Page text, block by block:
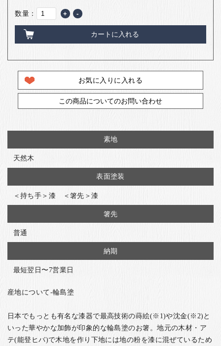
数量： + -
カートに入れる
お気に入りに入れる
この商品についてのお問い合わせ
素地
天然木
表面塗装
＜持ち手＞漆 ＜箸先＞漆
箸先
普通
納期
最短翌日〜7営業日
産地について-輪島塗
日本でもっとも有名な漆器で最高技術の蒔絵(※1)や沈金(※2)と
いった華やかな加飾が印象的な輪島塗のお箸。地元の木材・ア
テ(能登ヒバ)で木地を作り下地には地の粉を漆に混ぜているため